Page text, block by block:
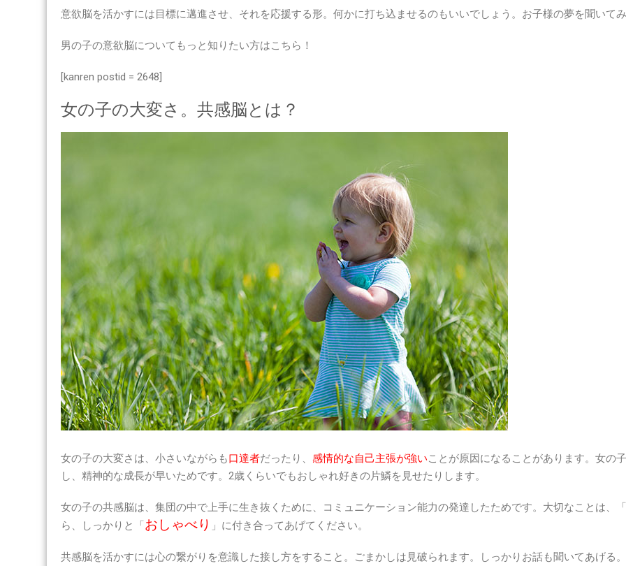
意欲脳を活かすには目標に邁進させ、それを応援する形。何かに打ち込ませるのもいいでしょう。お子様の夢を聞いて
男の子の意欲脳についてもっと知りたい方はこちら！
[kanren postid = 2648]
女の子の大変さ。共感脳とは？
女の子の大変さは、小さいながらも口達者だったり、 感情的な自己主張が強いことが原因になることがあります。女の
し、精神的な成長が早いためです。2歳くらいでもおしゃれ好きの片鱗を見せたりします。
女の子の共感脳は、集団の中で上手に生き抜くために、コミュニケーション能力の発達したためです。大切なことは、
ら、しっかりと「おしゃべり 」に付き合ってあげてください。
共感脳を活かすには心の繋がりを意識した接し方をすること。ごまかしは見破られます。しっかりお話も聞いてあげる。